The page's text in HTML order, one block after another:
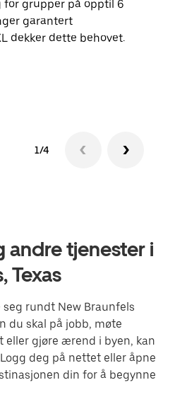
for grupper på opptil 6
garantert
dekker dette behovet.
1/4
andre tjenester i
Texas
seg rundt New Braunfels
du skal på jobb, møte
eller gjøre ærend i byen, kan
deg på nettet eller åpne
din for å begynne